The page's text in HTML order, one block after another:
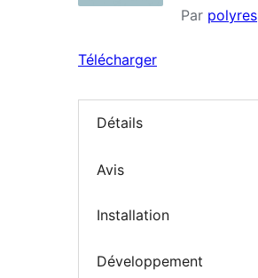
Par polyres
Télécharger
Détails
Avis
Installation
Développement